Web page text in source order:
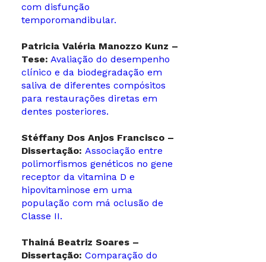
com disfunção
temporomandibular.
Patricia Valéria Manozzo Kunz –
Tese: Avaliação do desempenho
clínico e da biodegradação em
saliva de diferentes compósitos
para restaurações diretas em
dentes posteriores.
Stéffany Dos Anjos Francisco –
Dissertação: Associação entre
polimorfismos genéticos no gene
receptor da vitamina D e
hipovitaminose em uma
população com má oclusão de
Classe II.
Thainá Beatriz Soares –
Dissertação: Comparação do